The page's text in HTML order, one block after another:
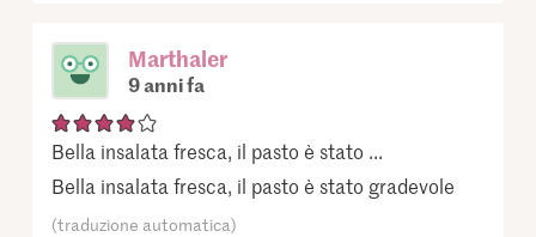
Marthaler
9 anni fa
Bella insalata fresca, il pasto è stato ...
Bella insalata fresca, il pasto è stato gradevole
(traduzione automatica)